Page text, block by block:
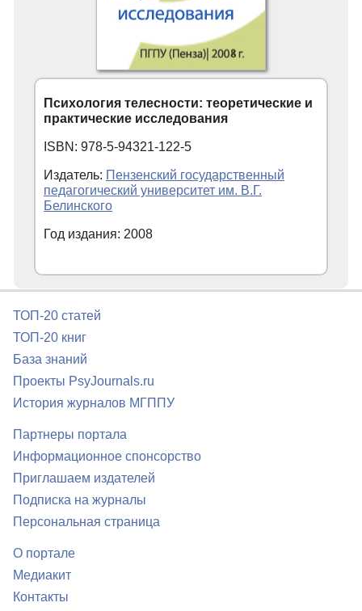
Психология телесности: теоретические и
практические исследования
ISBN: 978-5-94321-122-5
Издатель: Пензенский государственный
педагогический университет им. В.Г.
Белинского
Год издания: 2008
ТОП-20 статей
ТОП-20 книг
База знаний
Проекты PsyJournals.ru
История журналов МГППУ
Партнеры портала
Информационное спонсорство
Приглашаем издателей
Подписка на журналы
Персональная страница
О портале
Медиакит
Контакты